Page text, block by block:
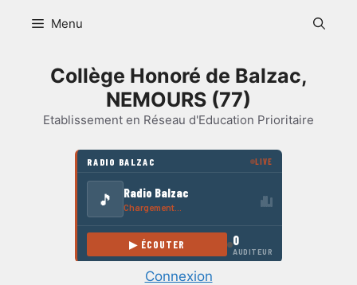
Menu
Collège Honoré de Balzac,
NEMOURS (77)
Etablissement en Réseau d'Education Prioritaire
Connexion